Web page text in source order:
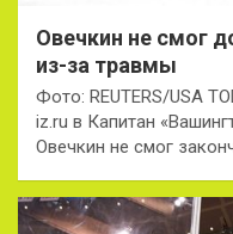
Овечкин не смог
из-за травмы
Фото: REUTERS/USA
iz.ru в Капитан
Овечкин не смог